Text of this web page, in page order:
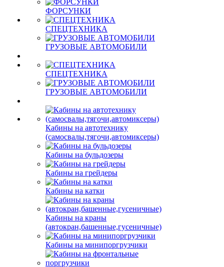
ФОРСУНКИ
СПЕЦТЕХНИКА
ГРУЗОВЫЕ АВТОМОБИЛИ
СПЕЦТЕХНИКА
ГРУЗОВЫЕ АВТОМОБИЛИ
Кабины на автотехнику
(самосвалы,тягочи,автомиксеры)
Кабины на бульдозеры
Кабины на грейдеры
Кабины на катки
Кабины на краны
(автокран,башенные,гусеничные)
Кабины на минипоргрузчики